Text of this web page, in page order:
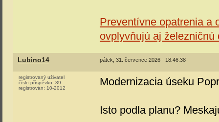
Preventívne opatrenia a
ovplyvňujú aj železničnú
Lubino14 pátek, 31. července 2026 - 18:46:38
registrovaný uživatel
číslo příspěvku: 39
registrován: 10-2012
Modernizacia úseku
Isto podla planu?